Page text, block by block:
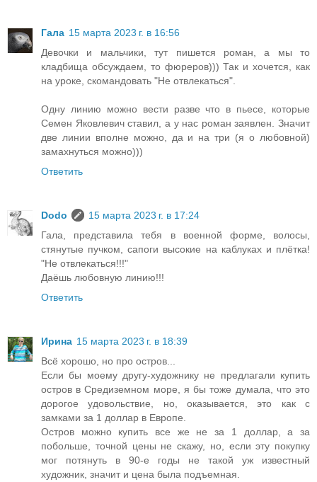
Гала 15 марта 2023 г. в 16:56
Девочки и мальчики, тут пишется роман, а мы то
кладбища обсуждаем, то фюреров))) Так и хочется, как
на уроке, скомандовать "Не отвлекаться".
Одну линию можно вести разве что в пьесе, которые
Семен Яковлевич ставил, а у нас роман заявлен. Значит
две линии вполне можно, да и на три (я о любовной)
замахнуться можно)))
Ответить
Dodo
15 марта 2023 г. в 17:24
Гала, представила тебя в военной форме, волосы,
стянутые пучком, сапоги высокие на каблуках и плётка!
"Не отвлекаться!!!"
Даёшь любовную линию!!!
Ответить
Ирина 15 марта 2023 г. в 18:39
Всё хорошо, но про остров...
Если бы моему другу-художнику не предлагали купить
остров в Средиземном море, я бы тоже думала, что это
дорогое удовольствие, но, оказывается, это как с
замками за 1 доллар в Европе.
Остров можно купить все же не за 1 доллар, а за
побольше, точной цены не скажу, но, если эту покупку
мог потянуть в 90-е годы не такой уж известный
художник, значит и цена была подъемная.